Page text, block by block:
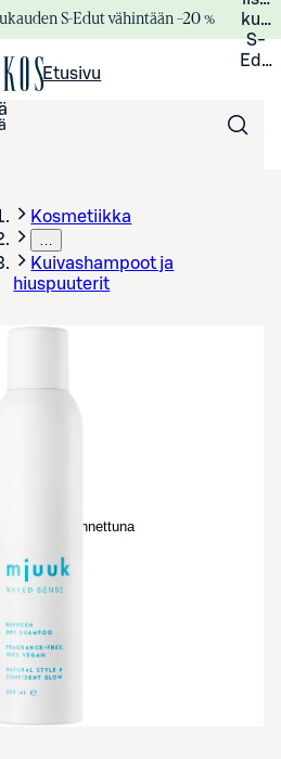
S-Edut vähintään –20 %
S-
Etusivu
Kosmetiikka
…
Kuivashampoot ja
hiuspuuterit
suurennettuna